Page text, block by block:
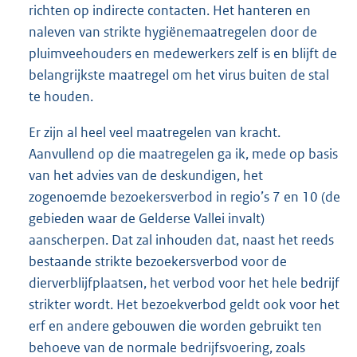
richten op indirecte contacten. Het hanteren en
naleven van strikte hygiënemaatregelen door de
pluimveehouders en medewerkers zelf is en blijft de
belangrijkste maatregel om het virus buiten de stal
te houden.
Er zijn al heel veel maatregelen van kracht.
Aanvullend op die maatregelen ga ik, mede op basis
van het advies van de deskundigen, het
zogenoemde bezoekersverbod in regio’s 7 en 10 (de
gebieden waar de Gelderse Vallei invalt)
aanscherpen. Dat zal inhouden dat, naast het reeds
bestaande strikte bezoekersverbod voor de
dierverblijfplaatsen, het verbod voor het hele bedrijf
strikter wordt. Het bezoekverbod geldt ook voor het
erf en andere gebouwen die worden gebruikt ten
behoeve van de normale bedrijfsvoering, zoals